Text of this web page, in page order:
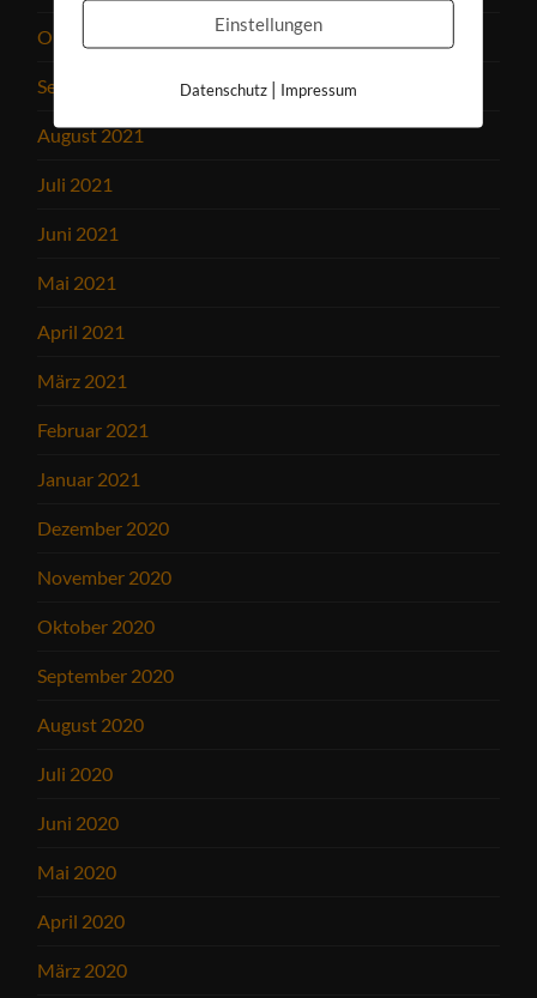
Oktober 2021
September 2021
August 2021
Juli 2021
Juni 2021
Mai 2021
April 2021
März 2021
Februar 2021
Januar 2021
Dezember 2020
November 2020
Oktober 2020
September 2020
August 2020
Juli 2020
Juni 2020
Mai 2020
April 2020
März 2020
Einstellungen
Datenschutz| Impressum